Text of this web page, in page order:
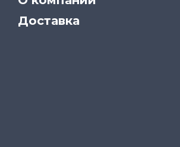
Доставка